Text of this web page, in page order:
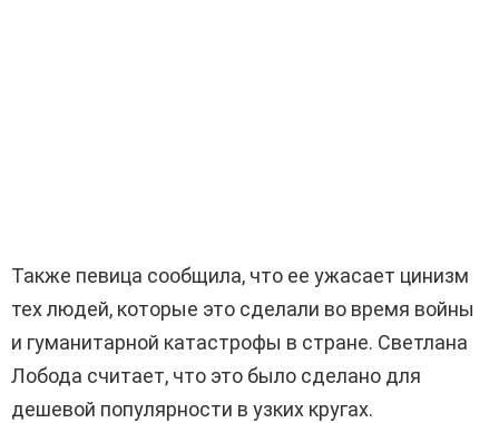
Также певица сообщила, что ее ужасает цинизм
тех людей, которые это сделали во время войны
и гуманитарной катастрофы в стране. Светлана
Лобода считает, что это было сделано для
дешевой популярности в узких кругах.